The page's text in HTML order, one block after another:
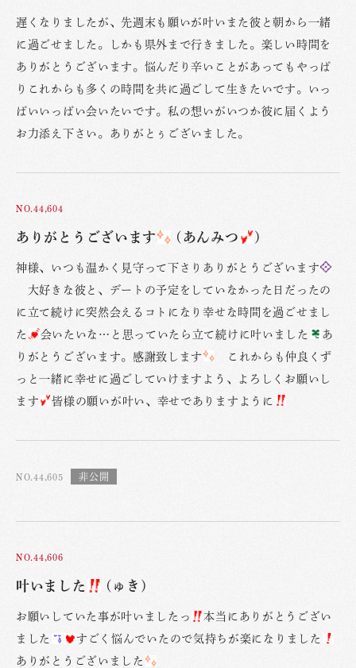
遅くなりましたが、先週末も願いが叶いまた彼と朝から一緒
に過ごせました。しかも県外まで行きました。楽しい時間を
ありがとうございます。悩んだり辛いことがあってもやっぱ
りこれからも多くの時間を共に過ごして生きたいです。いっ
ぱいいっぱい会いたいです。私の想いがいつか彼に届くよう
お力添え下さい。ありがとぅございました。
NO.44,604
ありがとうございます (あんみつ )
神様、いつも温かく見守って下さりありがとうございます
大好きな彼と、デートの予定をしていなかった日だったの
に立て続けに突然会えるコトになり幸せな時間を過ごせまし
た
会いたいな…と思っていたら立て続けに叶いました
あ
りがとうございます。感謝致します
これからも仲良くず
っと一緒に幸せに過ごしていけますよう、よろしくお願いし
ます
皆様の願いが叶い、幸せでありますように
NO.44,605
NO.44,606
叶いました (ゅき)
お願いしていた事が叶いましたっ
本当にありがとうござい
ました
すごく悩んでいたので気持ちが楽になりました
ありがとうございました